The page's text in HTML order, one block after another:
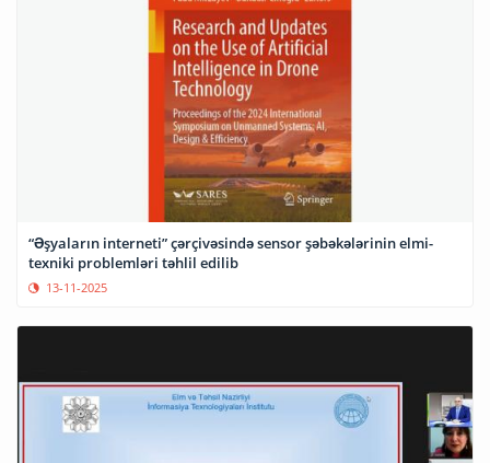
“Əşyaların interneti” çərçivəsində sensor şəbəkələrinin elmi-
texniki problemləri təhlil edilib
13-11-2025